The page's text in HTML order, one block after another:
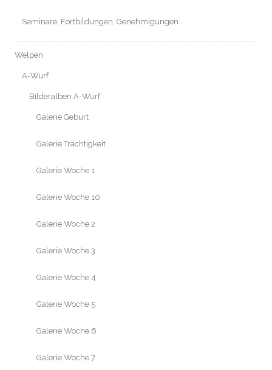
Seminare, Fortbildungen, Genehmigungen
Welpen
A-Wurf
Bilderalben A-Wurf
Galerie Geburt
Galerie Trächtigkeit
Galerie Woche 1
Galerie Woche 10
Galerie Woche 2
Galerie Woche 3
Galerie Woche 4
Galerie Woche 5
Galerie Woche 6
Galerie Woche 7